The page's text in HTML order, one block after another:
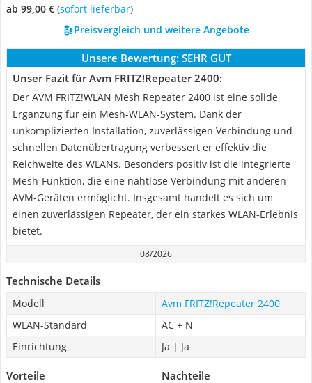
ab 99,00 € ( Sofort lieferbar)
Preisvergleich und weitere Angebote
Unsere Bewertung: SEHR GUT
Unser Fazit für Avm FRITZ!Repeater 2400:
Der AVM FRITZ!WLAN Mesh Repeater 2400 ist eine solide
Ergänzung für ein Mesh-WLAN-System. Dank der
unkomplizierten Installation, zuverlässigen Verbindung und
schnellen Datenübertragung verbessert er effektiv die
Reichweite des WLANs. Besonders positiv ist die integrierte
Mesh-Funktion, die eine nahtlose Verbindung mit anderen
AVM-Geräten ermöglicht. Insgesamt handelt es sich um
einen zuverlässigen Repeater, der ein starkes WLAN-Erlebnis
bietet.
08/2026
Technische Details
Modell
Avm FRITZ!Repeater 2400
WLAN-Standard
AC + N
Einrichtung
Ja | Ja
Vorteile Nachteile